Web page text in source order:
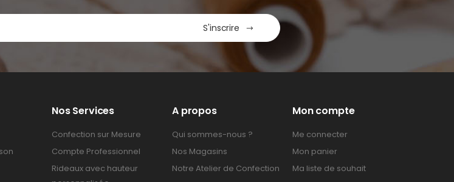
S'inscrire
Nos Services
Confection sur Mesure
Compte Professionnel
Rideaux avec hauteur
A propos
Qui sommes-nous ?
Nos Magasins
Notre Atelier de Confection
Mon compte
Me connecter
Mon panier
Ma liste de souhait